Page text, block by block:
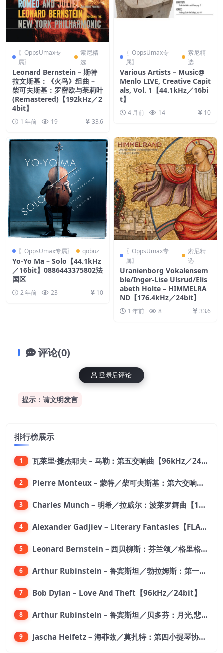
〖OppsUmax专
属〗
索尼精
选
Leonard Bernstein – 斯特
拉文斯基：《火鸟》组曲 –
柴可夫斯基：罗密欧与茱莉叶
(Remastered)【192kHz／2
4bit】
1 年前 19 33.6
〖OppsUmax专
属〗
索尼精
选
Various Artists – Music@
Menlo LIVE, Creative Capit
als, Vol. 1【44.1kHz／16bi
t】
4 月前 14 10
〖OppsUmax专属〗 qobuz
Yo-Yo Ma – Solo【44.1kHz
／16bit】0886443375802法
国区
2 年前 23 10
〖OppsUmax专
属〗
索尼精
选
Uranienborg Vokalensem
ble/Inger-Lise Ulsrud/Elis
abeth Holte – HIMMELRA
ND【176.4kHz／24bit】
1 年前 8 33.6
评论(0)
提示：请文明发言
登录后评论
排行榜展示
1 瓦莱里·捷杰耶夫 – 马勒：第五交响曲【96kHz／24bit】
2 Pierre Monteux – 蒙特／柴可夫斯基：第六交响曲【176.4kHz／24bit】
3 Charles Munch – 明希／拉威尔：波莱罗舞曲【176.4kHz／24bit】
4 Alexander Gadjiev – Literary Fantasies【FLAC 192】
5 Leonard Bernstein – 西贝柳斯：芬兰颂／格里格：培尔·金特组曲【44.1kHz／24bit】
6 Arthur Rubinstein – 鲁宾斯坦／勃拉姆斯：第一钢琴协奏曲【176.4kHz／24bit】
7 Bob Dylan – Love And Theft【96kHz／24bit】
8 Arthur Rubinstein – 鲁宾斯坦／贝多芬：月光,悲怆,热情,告别钢琴奏鸣曲【176.4kHz／24bit】
9 Jascha Heifetz – 海菲兹／莫扎特：第四小提琴协奏曲，第五小提琴协奏曲《土耳其》／维瓦尔第：小提琴与大提琴协奏曲，RV 547【192kHz／24bit】